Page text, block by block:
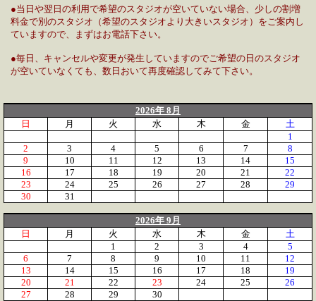
●当日や翌日の利用で希望のスタジオが空いていない場合、少しの割増
料金で別のスタジオ（希望のスタジオより大きいスタジオ）をご案内し
ていますので、まずはお電話下さい。
●毎日、キャンセルや変更が発生していますのでご希望の日のスタジオ
が空いていなくても、数日おいて再度確認してみて下さい。
2026年 8月
日
月 火 水 木 金
土
1
2
3 4 5 6 7
8
9
10 11 12 13 14
15
16
17 18 19 20 21
22
23
24 25 26 27 28
29
30
31
2026年 9月
日
月 火 水 木 金
土
1
2 3 4
5
6
7 8 9 10 11
12
13
14 15 16 17 18
19
20
21 22 23 24 25
26
27
28 29 30